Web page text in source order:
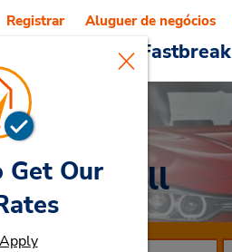
e serviços Fastbreak
Registrar Aluguer de negócios
Hill
Get Our